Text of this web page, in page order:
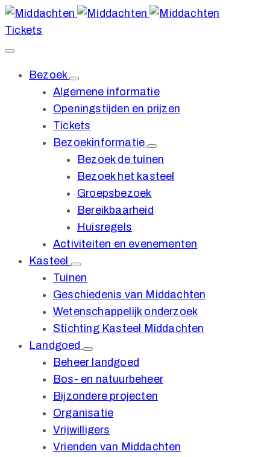
Tickets
Bezoek
Algemene informatie
Openingstijden en prijzen
Tickets
Bezoekinformatie
Bezoek de tuinen
Bezoek het kasteel
Groepsbezoek
Bereikbaarheid
Huisregels
Activiteiten en evenementen
Kasteel
Tuinen
Geschiedenis van Middachten
Wetenschappelijk onderzoek
Stichting Kasteel Middachten
Landgoed
Beheer landgoed
Bos- en natuurbeheer
Bijzondere projecten
Organisatie
Vrijwilligers
Vrienden van Middachten